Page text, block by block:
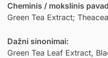
Cheminis / mokslinis
Green Tea Extract;
Dažni sinonimai:
Green Tea Leaf Extract,